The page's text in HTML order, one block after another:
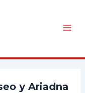
y Ariadna